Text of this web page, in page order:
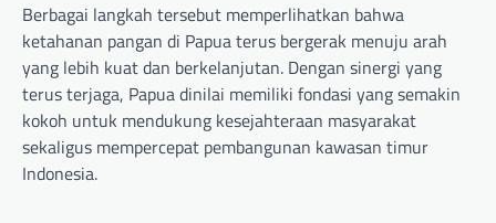
Berbagai langkah tersebut memperlihatkan bahwa
ketahanan pangan di Papua terus bergerak menuju arah
yang lebih kuat dan berkelanjutan. Dengan sinergi yang
terus terjaga, Papua dinilai memiliki fondasi yang semakin
kokoh untuk mendukung kesejahteraan masyarakat
sekaligus mempercepat pembangunan kawasan timur
Indonesia.